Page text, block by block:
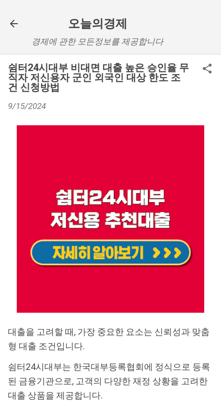
오늘의경제
경제에 관한 모든정보를 제공합니다
쉼터24시대부 비대면 대출 높은 승인율 무
직자 저신용자 군인 외국인 대상 한도 조
건 신청방법
9/15/2024
대출을 고려할 때, 가장 중요한 요소는 신뢰성과 맞춤
형 대출 조건입니다.
쉼터24시대부는 한국대부등록협회에 정식으로 등록
된 금융기관으로, 고객의 다양한 재정 상황을 고려한
대출 상품을 제공합니다.